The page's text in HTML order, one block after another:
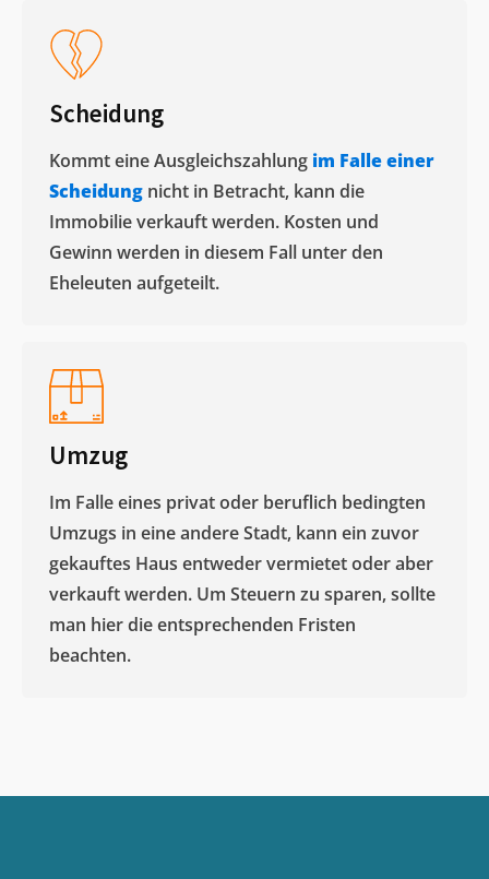
Scheidung
Kommt eine Ausgleichszahlung im Falle einer
Scheidung nicht in Betracht, kann die
Immobilie verkauft werden. Kosten und
Gewinn werden in diesem Fall unter den
Eheleuten aufgeteilt.​
Umzug
Im Falle eines privat oder beruflich bedingten
Umzugs in eine andere Stadt, kann ein zuvor
gekauftes Haus entweder vermietet oder aber
verkauft werden. Um Steuern zu sparen, sollte
man hier die entsprechenden Fristen
beachten.